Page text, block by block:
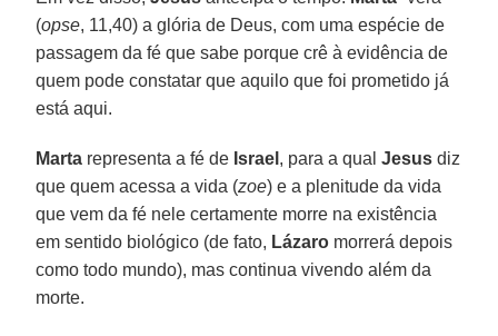
(opse, 11,40) a glória de Deus, com uma espécie de
passagem da fé que sabe porque crê à evidência de
quem pode constatar que aquilo que foi prometido já
está aqui.
Marta representa a fé de Israel , para a qualJesus diz
que quem acessa a vida (zoe) e a plenitude da vida
que vem da fé nele certamente morre na existência
em sentido biológico (de fato, Lázaro morrerá depois
como todo mundo), mas continua vivendo além da
morte.